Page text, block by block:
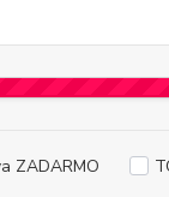
ZADARMO